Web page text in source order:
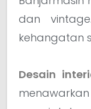
dan
kehangatan
Desain